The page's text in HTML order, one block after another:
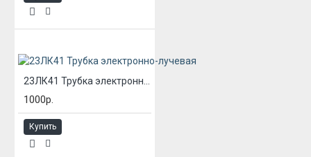
1000р.
Купить